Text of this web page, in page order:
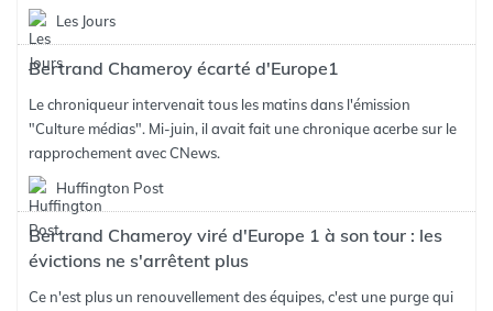
Les Jours
Bertrand Chameroy écarté d'Europe1
Le chroniqueur intervenait tous les matins dans l'émission
"Culture médias". Mi-juin, il avait fait une chronique acerbe sur le
rapprochement avec CNews.
Huffington Post
Bertrand Chameroy viré d'Europe 1 à son tour : les
évictions ne s'arrêtent plus
Ce n'est plus un renouvellement des équipes, c'est une purge qui